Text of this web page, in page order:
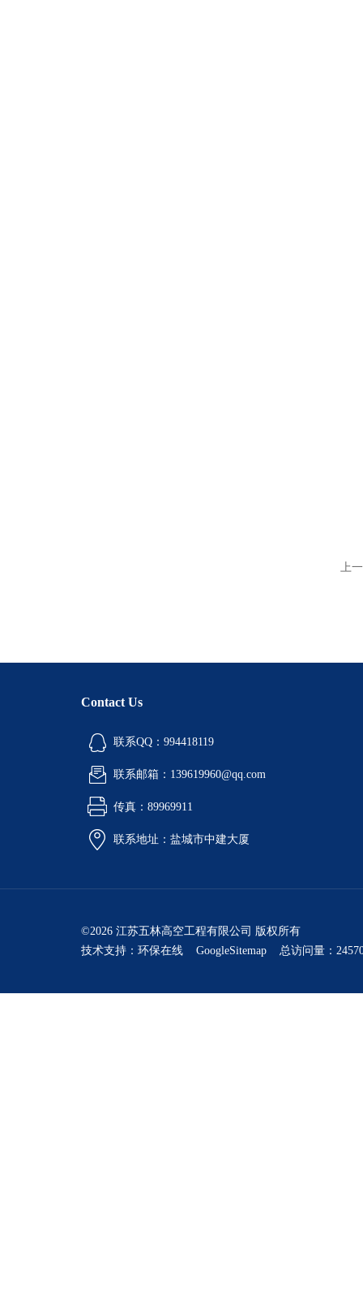
上
Contact Us
联系QQ：994418119
联系邮箱：139619960@qq.com
传真：89969911
联系地址：盐城市中建大厦
©2026 江苏五林高空工程有限公司 版权所有
技术支持： 环保在线 GoogleSitemap 总访问量：